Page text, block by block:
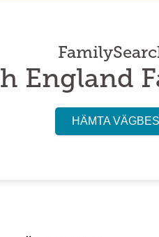
England
HÄMTA